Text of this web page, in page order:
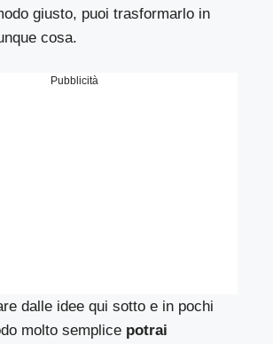
giusto, puoi trasformarlo in
cosa.
Pubblicità
dalle idee qui sotto e in pochi
molto semplice potrai